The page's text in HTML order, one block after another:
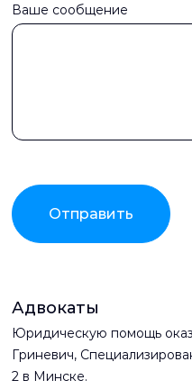
Ваше сообщение
Отправить
Адвокаты
Юридическую помощь
Гриневич,
2 в Минске.